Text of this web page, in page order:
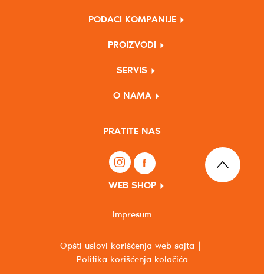
PODACI KOMPANIJE
PROIZVODI
SERVIS
O NAMA
PRATITE NAS
WEB SHOP
Opšti uslovi korišćenja web sajta
Politika korišćenja kolačića
Impresum